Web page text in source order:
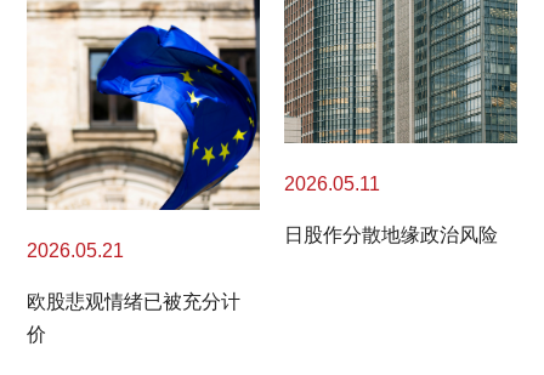
2026.05.21
欧股悲观情绪已被充分计
价
2026.05.11
日股作分散地缘政治风险